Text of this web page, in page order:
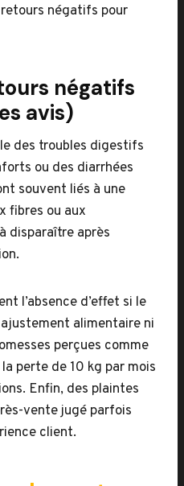
négatifs pour
négatifs
avis)
des troubles digestifs
ou des diarrhées
souvent liés à une
fibres ou aux
disparaître après
l’absence d’effet si le
alimentaire ni
perçues comme
perte de 10 kg par mois
Enfin, des plaintes
vente jugé parfois
client.